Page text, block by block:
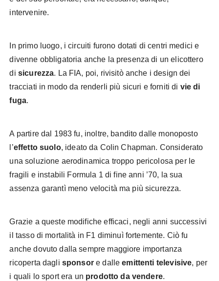
intervenire.
In primo luogo, i circuiti furono dotati di centri medici e
divenne obbligatoria anche la presenza di un elicottero
di sicurezza. La FIA, poi, rivisitò anche i design dei
tracciati in modo da renderli più sicuri e forniti di vie di
fuga.
A partire dal 1983 fu, inoltre, bandito dalle monoposto
l’effetto suolo, ideato da Colin Chapman. Considerato
una soluzione aerodinamica troppo pericolosa per le
fragili e instabili Formula 1 di fine anni ’70, la sua
assenza garantì meno velocità ma più sicurezza.
Grazie a queste modifiche efficaci, negli anni successivi
il tasso di mortalità in F1 diminuì fortemente. Ciò fu
anche dovuto dalla sempre maggiore importanza
ricoperta dagli sponsore dalleemittenti televisive, per
i quali lo sport era un prodotto da vendere.